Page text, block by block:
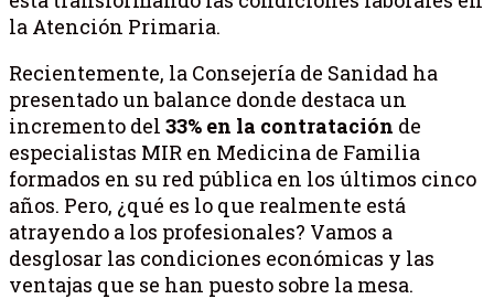
la Atención Primaria.
Recientemente, la Consejería de Sanidad ha
presentado un balance donde destaca un
incremento del 33% en la contratación de
especialistas MIR en Medicina de Familia
formados en su red pública en los últimos cinco
años. Pero, ¿qué es lo que realmente está
atrayendo a los profesionales? Vamos a
desglosar las condiciones económicas y las
ventajas que se han puesto sobre la mesa.